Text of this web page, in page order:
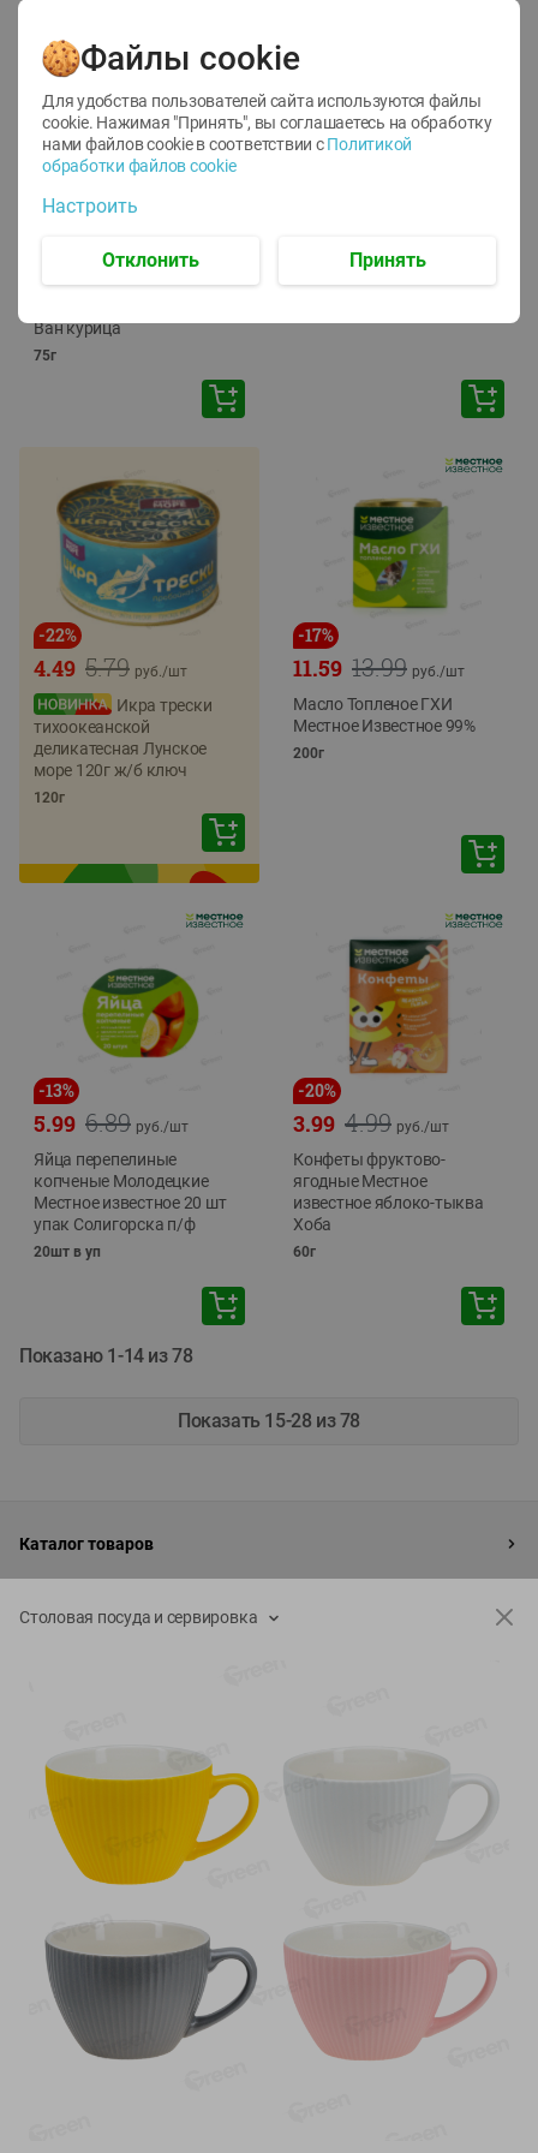
12
1.05 руб./
руб./шт
Корм влаж. для кош. с
Ван курица
75г
ТОФУ Vegetus ТВЕРДЫЙ
-22%
5.79
4.49 руб./шт
Икра трески
тихоокеанской
деликатесная Лунское
море 120г ж/б ключ
120г
-17%
13.99
11.59 руб./шт
Масло Топленое ГХИ
Местное Известное 99%
200г
-13%
6.89
5.99 руб./шт
Яйца перепелиные
копченые Молодецкие
Местное известное 20 шт
упак Солигорска п/ф
20шт в уп
-20%
4.99
3.99 руб./шт
Конфеты фруктово-
ягодные Местное
известное яблоко-тыква
Хоба
60г
Показано 1-14 из 78
Показать 15-28 из 78
Каталог товаров
Приложение Green c
доставкой и бонусной картой
App
Store
Google
Play
AppGallery
+375 44 560-60-61
Время работы Call-центра: Пн.- Пт. с 09.00 до 17.00, СБ, ВС -
выходной
Столовая посуда и сервировка
Файлы cookie
Для удобства пользователей сайта используются файлы
cookie. Нажимая "Принять", вы соглашаетесь на обработку
нами файлов cookie в соответствии с Политикой
обработки файлов cookie
Настроить
Отклонить Принять